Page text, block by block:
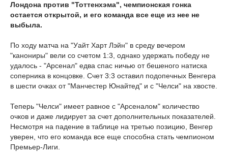
Лондона против "Тоттенхэма", чемпионская гонка
остается открытой, и его команда все еще из нее не
выбыла.
По ходу матча на "Уайт Харт Лэйн" в среду вечером
"канониры" вели со счетом 1:3, однако удержать победу не
удалось - "Арсенал" едва спас ничью от бешеного натиска
соперника в концовке. Счет 3:3 оставил подопечных Венгера
в шести очках от "Манчестер Юнайтед" и с "Челси" на хвосте.
Теперь "Челси" имеет равное с "Арсеналом" количество
очков и даже лидирует за счет дополнительных показателей.
Несмотря на падение в таблице на третью позицию, Венгер
уверен, что его команда все еще способна стать чемпионом
Премьер-Лиги.